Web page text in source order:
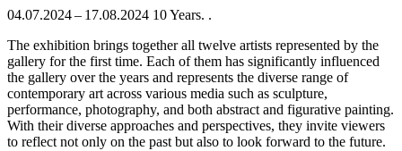
04.07.2024 – 17.08.2024 10 Years. .
The exhibition brings together all twelve artists represented by the
gallery for the first time. Each of them has significantly influenced
the gallery over the years and represents the diverse range of
contemporary art across various media such as sculpture,
performance, photography, and both abstract and figurative painting.
With their diverse approaches and perspectives, they invite viewers
to reflect not only on the past but also to look forward to the future.